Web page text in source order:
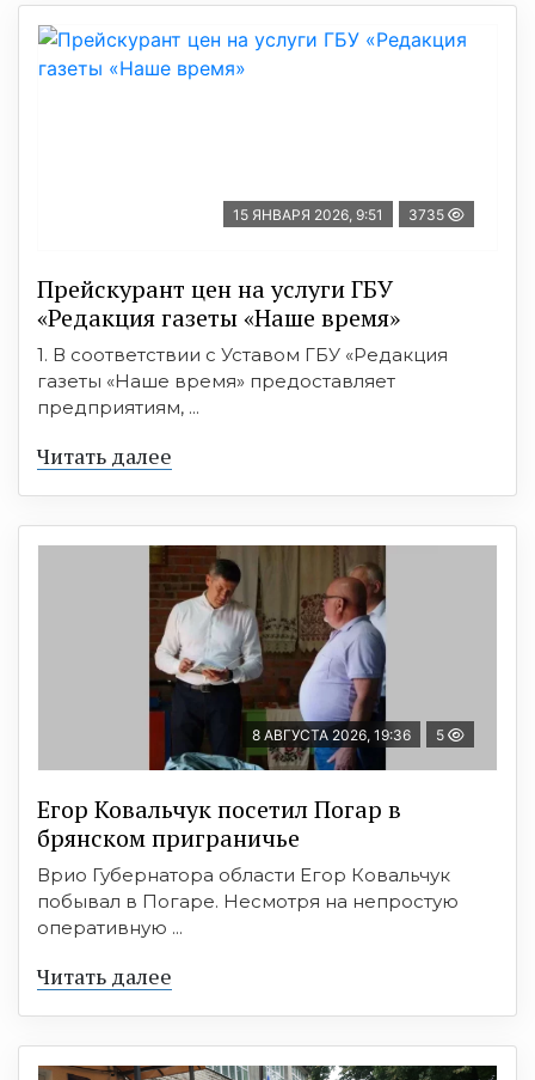
15 ЯНВАРЯ 2026, 9:51 3735
Прейскурант цен на услуги ГБУ
«Редакция газеты «Наше время»
1. В соответствии с Уставом ГБУ «Редакция
газеты «Наше время» предоставляет
предприятиям, ...
Читать далее
8 АВГУСТА 2026, 19:36 5
Егор Ковальчук посетил Погар в
брянском приграничье
Врио Губернатора области Егор Ковальчук
побывал в Погаре. Несмотря на непростую
оперативную ...
Читать далее